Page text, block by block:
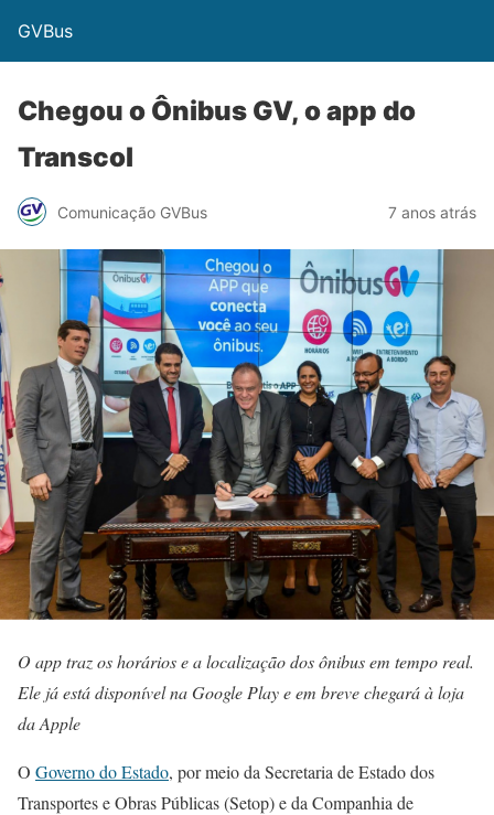
GVBus
Chegou o Ônibus GV, o app do
Transcol
Comunicação GVBus 7 anos atrás
O app traz os horários e a localização dos ônibus em tempo real.
Ele já está disponível na Google Play e em breve chegará à loja
da Apple
O Governo do Estado, por meio da Secretaria de Estado dos
Transportes e Obras Públicas (Setop) e da Companhia de